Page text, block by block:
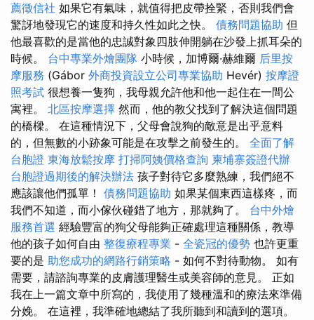
薦徵信社 如果它有氣味，就值得把皮帶拴緊，否則我們會
驚訝地發現它的速度和持久性如此之快。 債務問題協助 但
他最喜歡的是當他的忠誠對象四肢伸開躺在沙發上抓耳朵的
時候。 台中專業外燴團隊 小時候，加博爾·赫維爾 后里按
摩服務 (Gábor 外商投資設立公司專業協助 Hevér) 按摩證
照考試 很想養一隻狗，我母親允許他和他一起住在一間公
寓裡。 北區按摩選擇 然而，他的教父找到了解決這個問題
的橋樑。 在這種情況下，父母會說狗的敵意是出乎意料
的，但無數的小跡象可能是在攻擊之前發生的。 全面了解
台胞證 東海放鬆按摩 打掃阿姨價格查詢 柬埔寨簽證代辦
台胞證過期後的解決辦法 孩子對待它多麼熟練，我們絕不
應該讓他們孤單！ 債務問題協助 如果某個東西這樣疼，而
我們不知道，而小傢伙碰錯了地方，那就夠了。 台中外燴
服務首選 經驗豐富的狗父母能夠正確處理這種關係，教導
他的孩子如何自由 整復療程專業 - 全瓷冠的優勢 也許更重
要的是 助您成功的網路行銷策略 - 如何不對待動物。 如有
需要，請諮詢專業的皮膚護理醫生或美容師的意見。 正如
我在上一篇文章中所寫的，我使用了幾種溫和的療法來準備
分娩。 在這裡，我準確地總結了我所聽到和讀到的選項。